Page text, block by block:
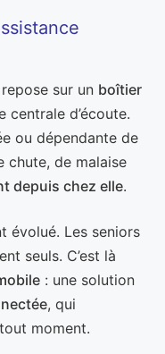
sur un boîtier
centrale d’écoute.
ou dépendante de
chute, de malaise
depuis chez elle.
évolué. Les seniors
seuls. C’est là
: une solution
, qui
moment.